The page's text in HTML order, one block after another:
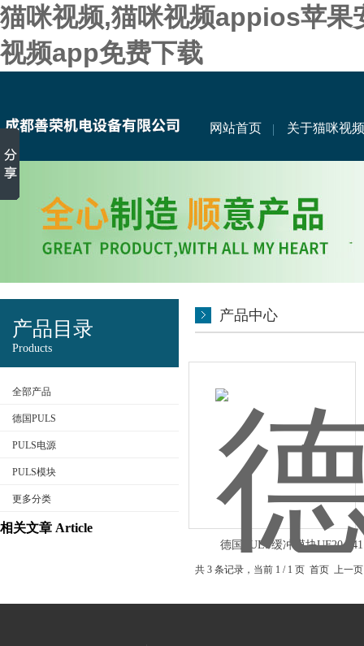
猫咪视频,猫咪视频appios苹果
视频app免费下载
网站首页 关于猫咪视频
产品目录
Products
全部产品
德国PULS
PULS电源
PULS模块
更多分类
相关文章 Article
产品中心
德国PULS缓冲模块UF20.241
共 3 条记录，当前 1 / 1 页 首页 上